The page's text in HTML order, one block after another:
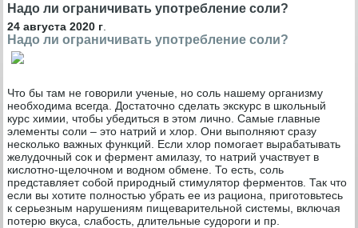
Надо ли ограничивать употребление соли?
24 августа 2020 г.
Надо ли ограничивать употребление соли?
Что бы там не говорили ученые, но соль нашему организму
необходима всегда. Достаточно сделать экскурс в школьный
курс химии, чтобы убедиться в этом лично. Самые главные
элементы соли – это натрий и хлор. Они выполняют сразу
несколько важных функций. Если хлор помогает вырабатывать
желудочный сок и фермент амилазу, то натрий участвует в
кислотно-щелочном и водном обмене. То есть, соль
представляет собой природный стимулятор ферментов. Так что
если вы хотите полностью убрать ее из рациона, приготовьтесь
к серьезным нарушениям пищеварительной системы, включая
потерю вкуса, слабость, длительные судороги и пр.